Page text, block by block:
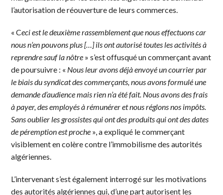
l’autorisation de réouverture de leurs commerces.
« Ceci est le deuxième rassemblement que nous effectuons car
nous n’en pouvons plus […] ils ont autorisé toutes les activités à
reprendre sauf la nôtre » s’est offusqué un commerçant avant
de poursuivre : « Nous leur avons déjà envoyé un courrier par
le biais du syndicat des commerçants, nous avons formulé une
demande d’audience mais rien n’a été fait. Nous avons des frais
à payer, des employés à rémunérer et nous réglons nos impôts.
Sans oublier les grossistes qui ont des produits qui ont des dates
de péremption est proche », a expliqué le commerçant
visiblement en colère contre l’immobilisme des autorités
algériennes.
L’intervenant s’est également interrogé sur les motivations
des autorités algériennes qui, d’une part autorisent les